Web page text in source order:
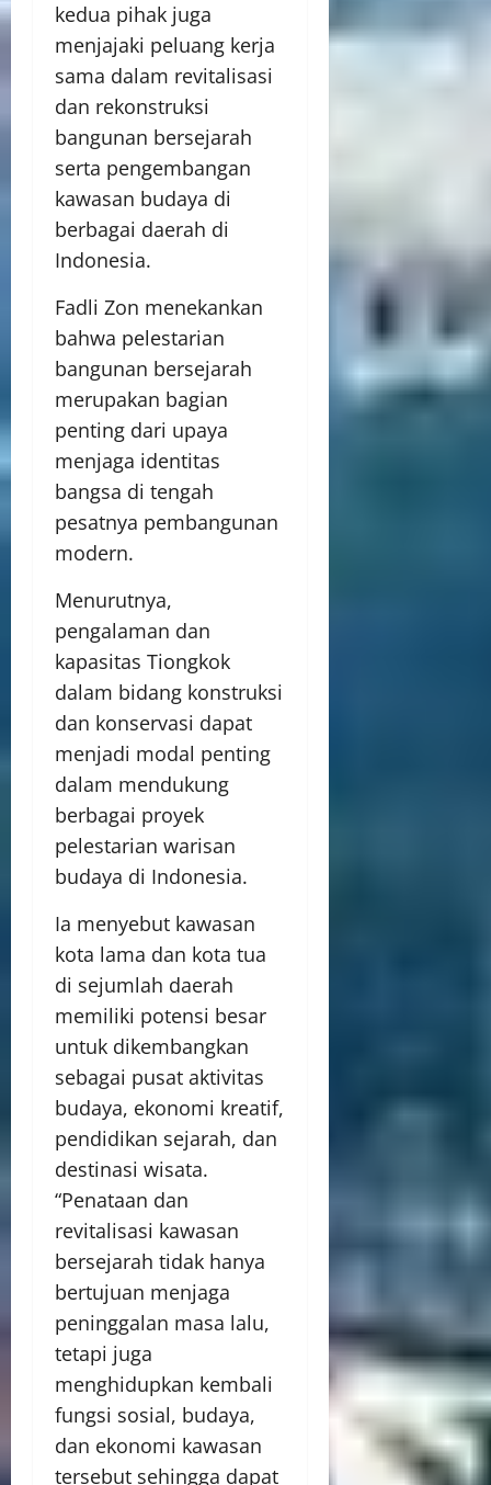
kedua pihak juga
menjajaki peluang kerja
sama dalam revitalisasi
dan rekonstruksi
bangunan bersejarah
serta pengembangan
kawasan budaya di
berbagai daerah di
Indonesia.
Fadli Zon menekankan
bahwa pelestarian
bangunan bersejarah
merupakan bagian
penting dari upaya
menjaga identitas
bangsa di tengah
pesatnya pembangunan
modern.
Menurutnya,
pengalaman dan
kapasitas Tiongkok
dalam bidang konstruksi
dan konservasi dapat
menjadi modal penting
dalam mendukung
berbagai proyek
pelestarian warisan
budaya di Indonesia.
Ia menyebut kawasan
kota lama dan kota tua
di sejumlah daerah
memiliki potensi besar
untuk dikembangkan
sebagai pusat aktivitas
budaya, ekonomi kreatif,
pendidikan sejarah, dan
destinasi wisata.
“Penataan dan
revitalisasi kawasan
bersejarah tidak hanya
bertujuan menjaga
peninggalan masa lalu,
tetapi juga
menghidupkan kembali
fungsi sosial, budaya,
dan ekonomi kawasan
tersebut sehingga dapat